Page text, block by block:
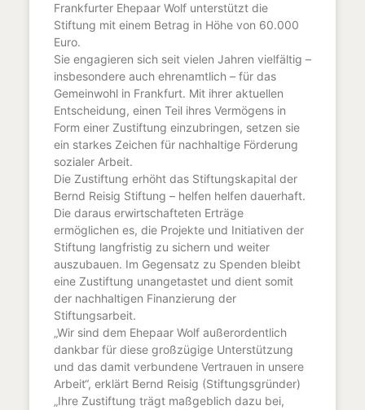
Frankfurter Ehepaar Wolf unterstützt die
Stiftung mit einem Betrag in Höhe von 60.000
Euro.
Sie engagieren sich seit vielen Jahren vielfältig –
insbesondere auch ehrenamtlich – für das
Gemeinwohl in Frankfurt. Mit ihrer aktuellen
Entscheidung, einen Teil ihres Vermögens in
Form einer Zustiftung einzubringen, setzen sie
ein starkes Zeichen für nachhaltige Förderung
sozialer Arbeit.
Die Zustiftung erhöht das Stiftungskapital der
Bernd Reisig Stiftung – helfen helfen dauerhaft.
Die daraus erwirtschafteten Erträge
ermöglichen es, die Projekte und Initiativen der
Stiftung langfristig zu sichern und weiter
auszubauen. Im Gegensatz zu Spenden bleibt
eine Zustiftung unangetastet und dient somit
der nachhaltigen Finanzierung der
Stiftungsarbeit.
„Wir sind dem Ehepaar Wolf außerordentlich
dankbar für diese großzügige Unterstützung
und das damit verbundene Vertrauen in unsere
Arbeit“, erklärt Bernd Reisig (Stiftungsgründer)
„Ihre Zustiftung trägt maßgeblich dazu bei,